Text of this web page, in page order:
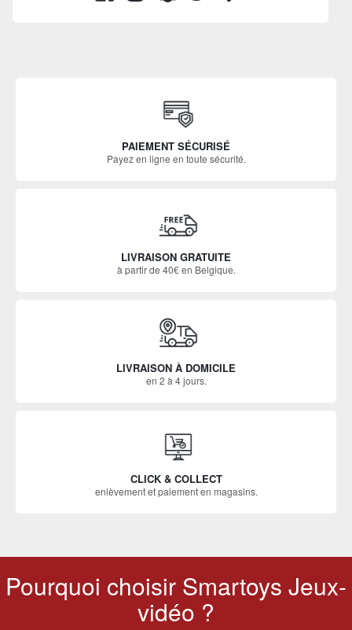
PAIEMENT SÉCURISÉ
Payez en ligne en toute sécurité.
LIVRAISON GRATUITE
à partir de 40€ en Belgique.
LIVRAISON À DOMICILE
en 2 à 4 jours.
CLICK & COLLECT
enlèvement et paiement en magasins.
Pourquoi choisir Smartoys Jeux-
vidéo ?